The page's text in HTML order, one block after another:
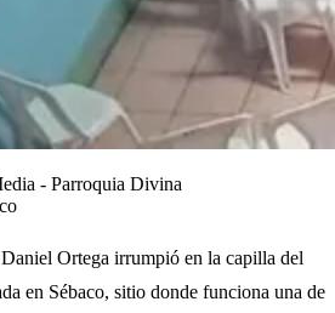
- Parroquia Divina
Ortega irrumpió en la capilla del
en Sébaco, sitio donde funciona una de